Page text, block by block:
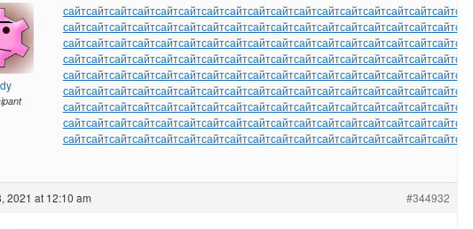
сайтсайтсайтсайтсайтсайтсайтсайтсайтсайтсайтсайтсайтсайтсайтсайтсайтсайт
сайтсайтсайтсайтсайтсайтсайтсайтсайтсайтсайтсайтсайтсайтсайтсайтсайтсайт
сайтсайтсайтсайтсайтсайтсайтсайтсайтсайтсайтсайтсайтсайтсайтсайтсайтсайт
сайтсайтсайтсайтсайтсайтсайтсайтсайтсайтсайтсайтсайтсайтсайтсайтсайтсайт
сайтсайтсайтсайтсайтсайтсайтсайтсайтсайтсайтсайтсайтсайтсайтсайтсайтсайт
сайтсайтсайтсайтсайтсайтсайтсайтсайтсайтсайтсайтсайтсайтсайтсайтсайтсайт
сайтсайтсайтсайтсайтсайтсайтсайтсайтсайтсайтсайтсайтсайтсайтсайтсайтсайт
сайтсайтсайтсайтсайтсайтсайтсайтсайтсайтсайтсайтсайтсайтсайтсайтсайтсайт
сайтсайтсайтсайтсайтсайтсайтсайтсайтсайтсайтсайтсайтсайтсайтсайтсайтсайт
2021 at 12:10 am #344932